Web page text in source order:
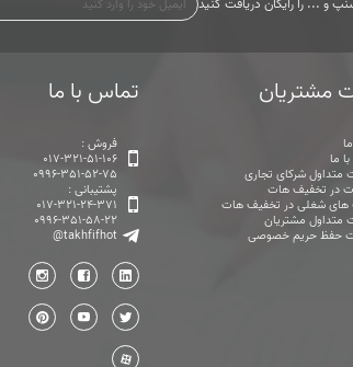
و ... را رایگان دریافت کنید
مشتریان
ما
متداول شرکای تجاری
در تخفیف هات
شغلی در تخفیف هات
متداول مشتریان
حفظ حریم خصوصی
تماس با ما
فروش :
017-321-51-106
0996-351-52-75
پشتیبانی :
017-321-24-371
0996-351-58-22
@takhfifhot